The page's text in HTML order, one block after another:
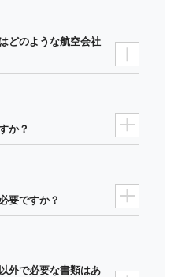
どのような航空会社
か？
要ですか？
外で必要な書類はあ